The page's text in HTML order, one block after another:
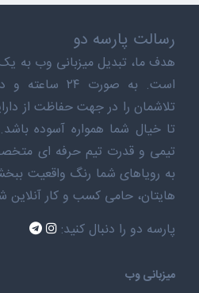
رسالت پارسه دو
هدف ما، تبدیل میزبانی وب به
است. به صورت
تلاشمان را در جهت حفاظت از
تا خیال شما همواره آسوده باشد.
تیمی و قدرت تیم حرفه ای
به رویاهای شما رنگ واقعیت
هایتان، حامی کسب و کار آنلاین
پارسه دو را دنبال کنید:
میزبانی وب